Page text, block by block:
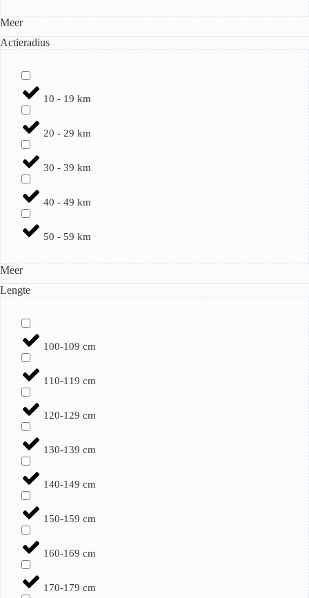
Meer
Actieradius
10 - 19 km
20 - 29 km
30 - 39 km
40 - 49 km
50 - 59 km
Meer
Lengte
100-109 cm
110-119 cm
120-129 cm
130-139 cm
140-149 cm
150-159 cm
160-169 cm
170-179 cm